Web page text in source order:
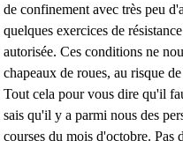
de confinement avec très peu
quelques exercices de
autorisée. Ces conditions ne
chapeaux de roues, au risque de
Tout cela pour vous dire qu'il
sais qu'il y a parmi nous des
courses du mois d'octobre. Pas